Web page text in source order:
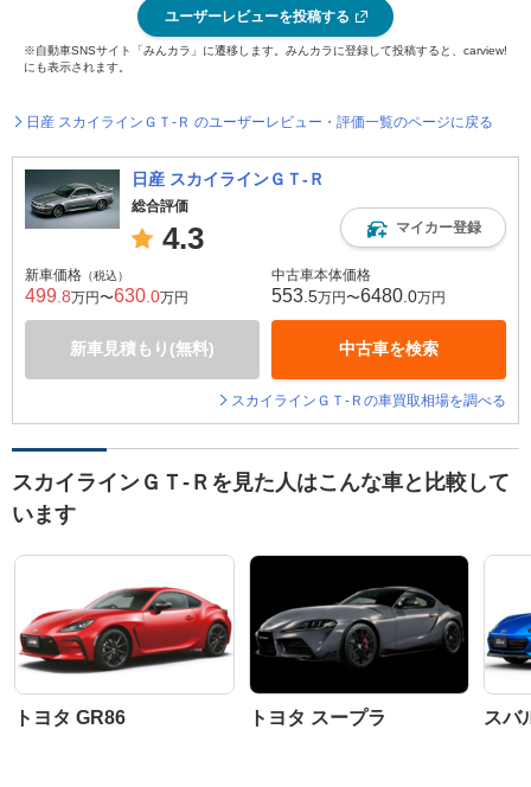
ユーザーレビューを投稿する
※自動車SNSサイト「みんカラ」に遷移します。みんカラに登録して投稿すると、carview!
にも表示されます。
日産 スカイラインＧＴ‐Ｒ のユーザーレビュー・評価一覧のページに戻る
日産 スカイラインＧＴ‐Ｒ
総合評価
4.3 マイカー登録
新車価格 （税込）
499 .8万円〜630 .0万円
新車見積もり(無料)
中古車本体価格
553 .5万円〜6480 .0万円
中古車を検索
スカイラインＧＴ‐Ｒの車買取相場を調べる
スカイラインＧＴ‐Ｒを見た人はこんな車と比較して
います
トヨタ GR86 トヨタ スープラ スバ